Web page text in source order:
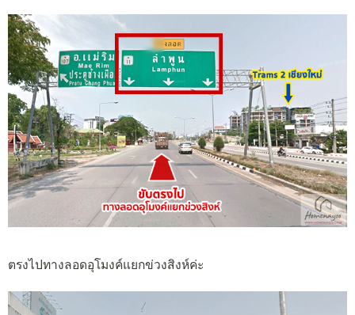
ตรงไปทางลอดอุโมงค์แยกข่วงสิงห์ค่ะ